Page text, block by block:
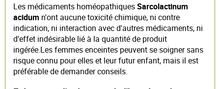
Les médicaments homéopathiquesSarcolactinum
acidum n'ont aucune toxicité chimique, ni contre
indication, ni interaction avec d'autres médicaments, ni
d'effet indésirable lié à la quantité de produit
ingérée.Les femmes enceintes peuvent se soigner sans
risque connu pour elles et leur futur enfant, mais il est
préférable de demander conseils.